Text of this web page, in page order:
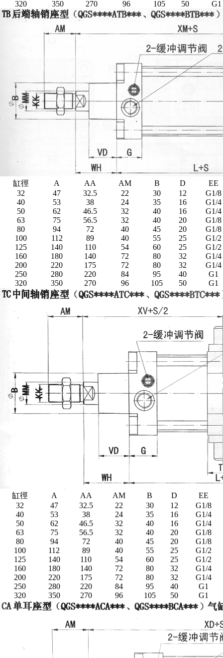
320
350 270 96 105 50 G1
缸徑 A AA AM B D
EE
32
47 32.5 22 30 12
G1/8
40
53 38 24 35 16
G1/4
50
62 46.5 32 40 16
G1/4
63
75 56.5 32 40 20
G1/8
80
94 72 40 45 20
G1/8
100
112 89 40 55 25
G1/2
125
140 110 54 60 25
G1/2
160
180 140 72 80 32
G1/4
200
220 175 72 80 32
G1/4
250
280 220 84 95 40
G1
320
350 270 96 105 50 G1
缸徑 A AA AM B D
EE
32
47 32.5 22 30 12
G1/8
40
53 38 24 35 16
G1/4
50
62 46.5 32 40 16
G1/4
63
75 56.5 32 40 20
G1/8
80
94 72 40 45 20
G1/8
100
112 89 40 55 25
G1/2
125
140 110 54 60 25
G1/2
160
180 140 72 80 32
G1/4
200
220 175 72 80 32
G1/4
250
280 220 84 95 40
G1
320
350 270 96 105 50 G1